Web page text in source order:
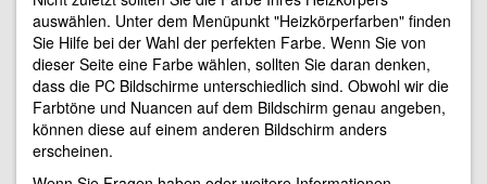
auswählen. Unter dem Menüpunkt "Heizkörperfarben" finden
Sie Hilfe bei der Wahl der perfekten Farbe. Wenn Sie von
dieser Seite eine Farbe wählen, sollten Sie daran denken,
dass die PC Bildschirme unterschiedlich sind. Obwohl wir die
Farbtöne und Nuancen auf dem Bildschirm genau angeben,
können diese auf einem anderen Bildschirm anders
erscheinen.